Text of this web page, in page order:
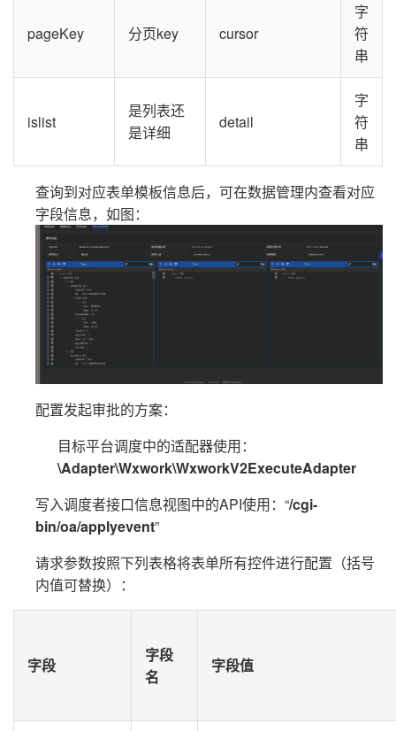
pageKey 分页key cursor
字
符
串
islist
是列表还
是详细
detail
字
符
串
查询到对应表单模板信息后，可在数据管理内查看对应
字段信息，如图：
配置发起审批的方案：
目标平台调度中的适配器使用：
\Adapter\Wxwork\WxworkV2ExecuteAdapter
写入调度者接口信息视图中的API使用：“/cgi-
bin/oa/applyevent”
请求参数按照下列表格将表单所有控件进行配置（括号
内值可替换）：
字段
字段
名
字段值